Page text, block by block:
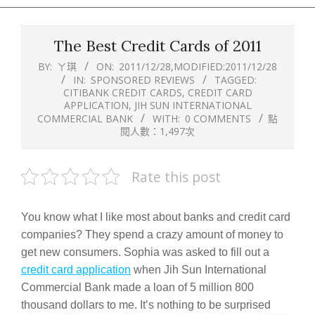
The Best Credit Cards of 2011
BY: ㄚ琪 ON: 2011/12/28,MODIFIED:2011/12/28
IN: SPONSORED REVIEWS
TAGGED:
CITIBANK CREDIT CARDS, CREDIT CARD
APPLICATION, JIH SUN INTERNATIONAL
COMMERCIAL BANK
WITH: 0 COMMENTS
點
閱人數：1,497次
Rate this post
You know what I like most about banks and credit card
companies? They spend a crazy amount of money to
get new consumers. Sophia was asked to fill out a
credit card application when Jih Sun International
Commercial Bank made a loan of 5 million 800
thousand dollars to me. It’s nothing to be surprised